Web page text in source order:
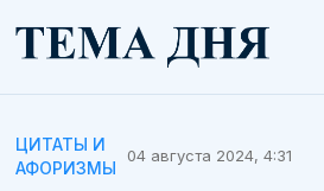
ЦИТАТЫ И
АФОРИЗМЫ
04 августа 2024, 4:31